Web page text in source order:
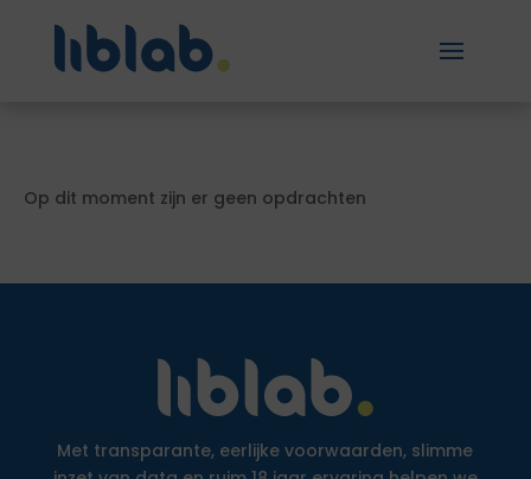
Op dit moment zijn er geen opdrachten
Met transparante, eerlijke voorwaarden, slimme